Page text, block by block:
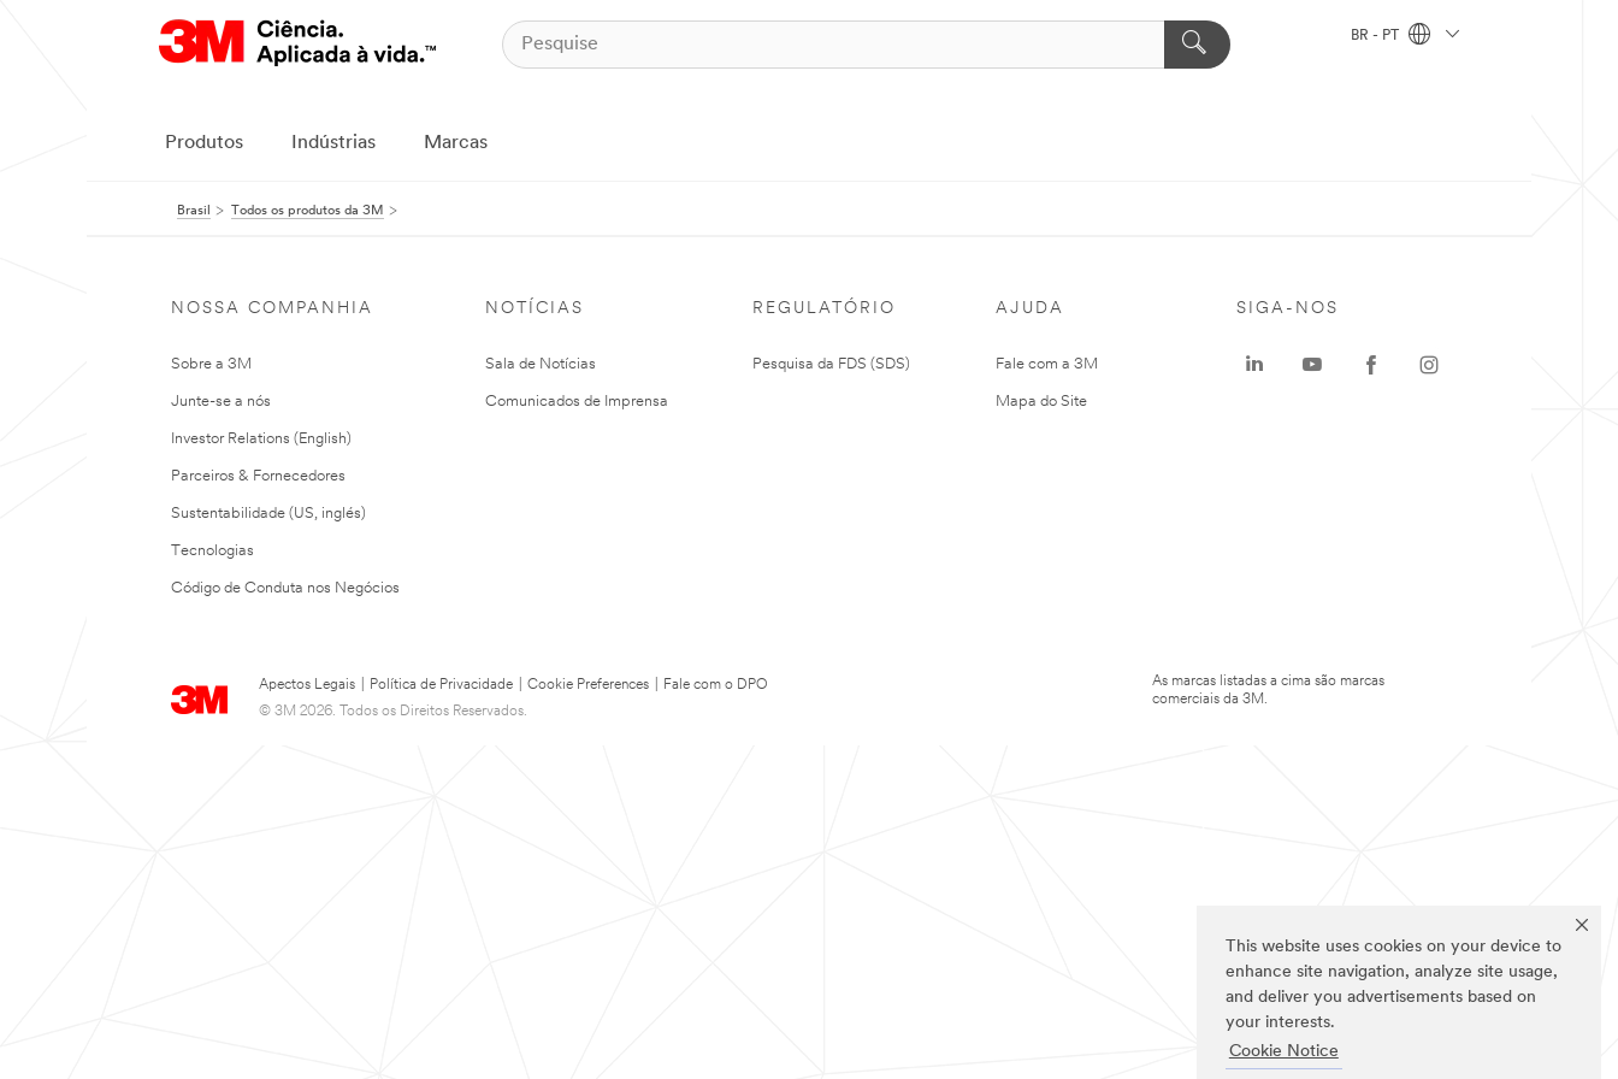
This website uses cookies on your device to
enhance site navigation, analyze site usage,
and deliver you advertisements based on
your interests.
Cookie Notice
BR - PT
Produtos Indústrias Marcas
Brasil Todos os produtos da 3M
NOSSA COMPANHIA
Sobre a 3M
Junte-se a nós
Investor Relations (English)
Parceiros & Fornecedores
Sustentabilidade (US, inglés)
Tecnologias
Código de Conduta nos Negócios
NOTÍCIAS
Sala de Notícias
Comunicados de Imprensa
REGULATÓRIO
Pesquisa da FDS (SDS)
AJUDA
Fale com a 3M
Mapa do Site
Apectos Legais Política de Privacidade Cookie Preferences
Fale com o DPO
© 3M 2026. Todos os Direitos Reservados.
SIGA-NOS
As marcas listadas a cima são marcas
comerciais da 3M.